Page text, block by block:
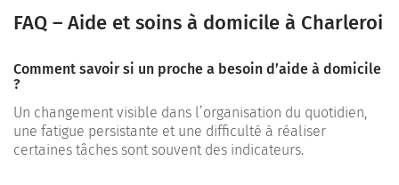
FAQ – Aide et soins à domicile à Charleroi
Comment savoir si un proche a besoin d’aide à domicile
?
Un changement visible dans l’organisation du quotidien,
une fatigue persistante et une difficulté à réaliser
certaines tâches sont souvent des indicateurs.